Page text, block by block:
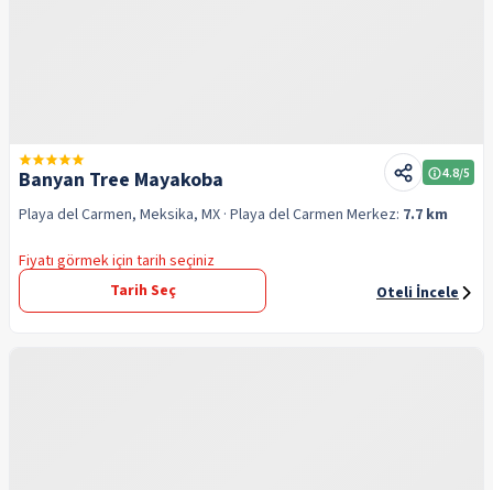
Banyan Tree Mayakoba 4.8/5
Playa del Carmen, Meksika, MX · Playa del Carmen Merkez: 7.7 km
Fiyatı görmek için tarih seçiniz
Tarih Seç
Oteli İncele